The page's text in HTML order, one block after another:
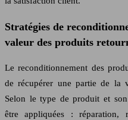
Stratégies de
valeur des produits
Le reconditionnement des
de récupérer une partie de la
Selon le type de produit et
être appliquées :